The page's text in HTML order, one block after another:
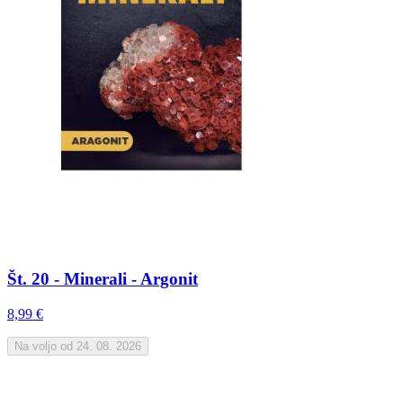
Št. 20 - Minerali - Argonit
8,99 €
Na voljo od 24. 08. 2026